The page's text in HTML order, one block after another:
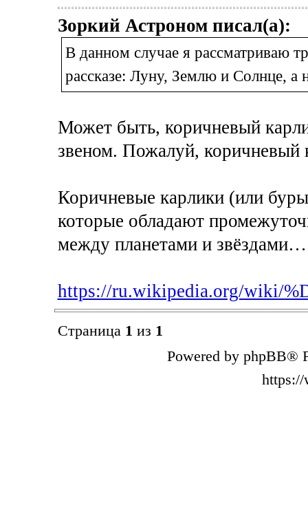
Зоркий Астроном писал(а):
В данном случае я рассматриваю
рассказе: Луну, Землю и Солнце, а
Может быть, коричневый
звеном. Пожалуй, коричневый
Коричневые карлики (или
которые обладают
между планетами и звёздами…
https://ru.wikipedia.org/wiki/
Страница 1 из 1
Powered by phpBB®
https://